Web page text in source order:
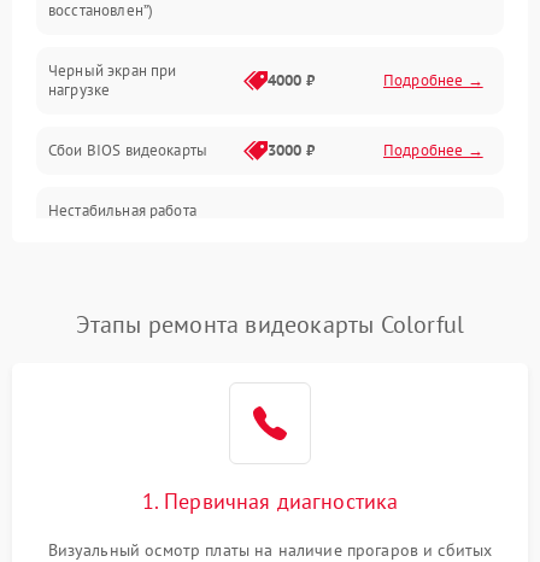
Электропитание
ПО
Электронные компоненты
Общие поломки
восстановлен”)
Черный экран при
нагрузке
4000 ₽ Подробнее →
Сбои BIOS видеокарты 3000 ₽ Подробнее →
Нестабильная работа
Этапы ремонта видеокарты Colorful
1. Первичная диагностика
Визуальный осмотр платы на наличие прогаров и сбитых